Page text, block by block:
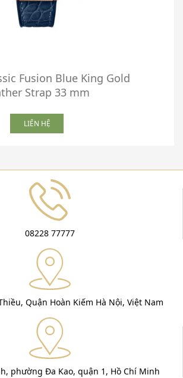
Fusion Blue King Gold
Strap 33 mm
LIÊN HỆ
08228 77777
Quận Hoàn Kiếm Hà Nội, Việt Nam
phường Đa Kao, quận 1, Hồ Chí Minh